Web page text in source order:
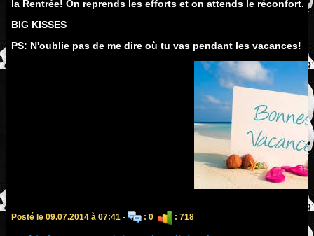
la Rentrée! On reprends les efforts et on attends le réconfort.
BIG KISSES
PS: N'oublie pas de me dire où tu vas pendant les vacances!
Posté le 09.07.2014 à 07:41 - : 0 : 718